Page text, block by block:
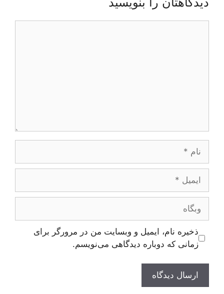
ایمیل
وبگاه
ذخیره نام، ایمیل و وبسایت من در مرورگر برای
زمانی که دوباره دیدگاهی می‌نویسم.